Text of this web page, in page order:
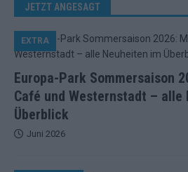
JETZT ANGESAGT
Europa-Park Sommersaison
Café und Westernstadt – alle
Überblick
EXTRA
Juni 2026